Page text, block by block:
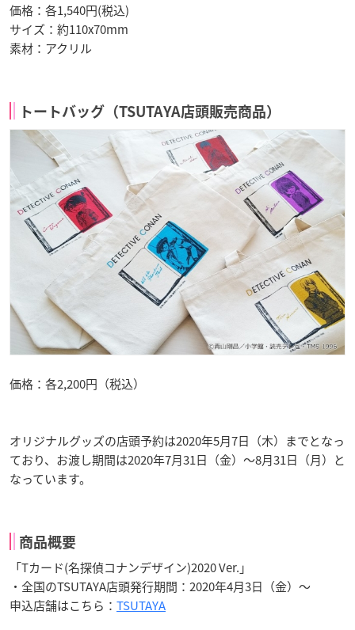
価格：各1,540円(税込)
サイズ：約110x70mm
素材：アクリル
トートバッグ（TSUTAYA店頭販売商品）
価格：各2,200円（税込）
オリジナルグッズの店頭予約は2020年5月7日（木）までとなっ
ており、お渡し期間は2020年7月31日（金）～8月31日（月）と
なっています。
商品概要
「Tカード(名探偵コナンデザイン)2020 Ver.」
・全国のTSUTAYA店頭発行期間：2020年4月3日（金）～
申込店舗はこちら： TSUTAYA